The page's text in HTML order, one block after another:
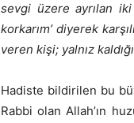
sevgi üzere ayrılan
korkarım’ diyerek
veren kişi; yalnız
Hadiste bildirilen bu
Rabbi olan Allah’ın